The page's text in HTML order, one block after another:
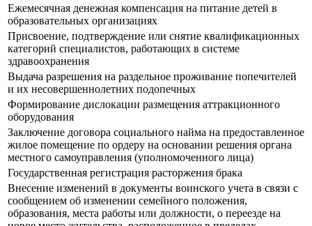
Ежемесячная денежная компенсация на питание детей в
образовательных организациях
Присвоение, подтверждение или снятие квалификационных
категорий специалистов, работающих в системе
здравоохранения
Выдача разрешения на раздельное проживание попечителей
и их несовершеннолетних подопечных
Формирование дислокации размещения аттракционного
оборудования
Заключение договора социального найма на предоставленное
жилое помещение по ордеру на основании решения органа
местного самоуправления (уполномоченного лица)
Государственная регистрация расторжения брака
Внесение изменений в документы воинского учета в связи с
сообщением об изменении семейного положения,
образования, места работы или должности, о переезде на